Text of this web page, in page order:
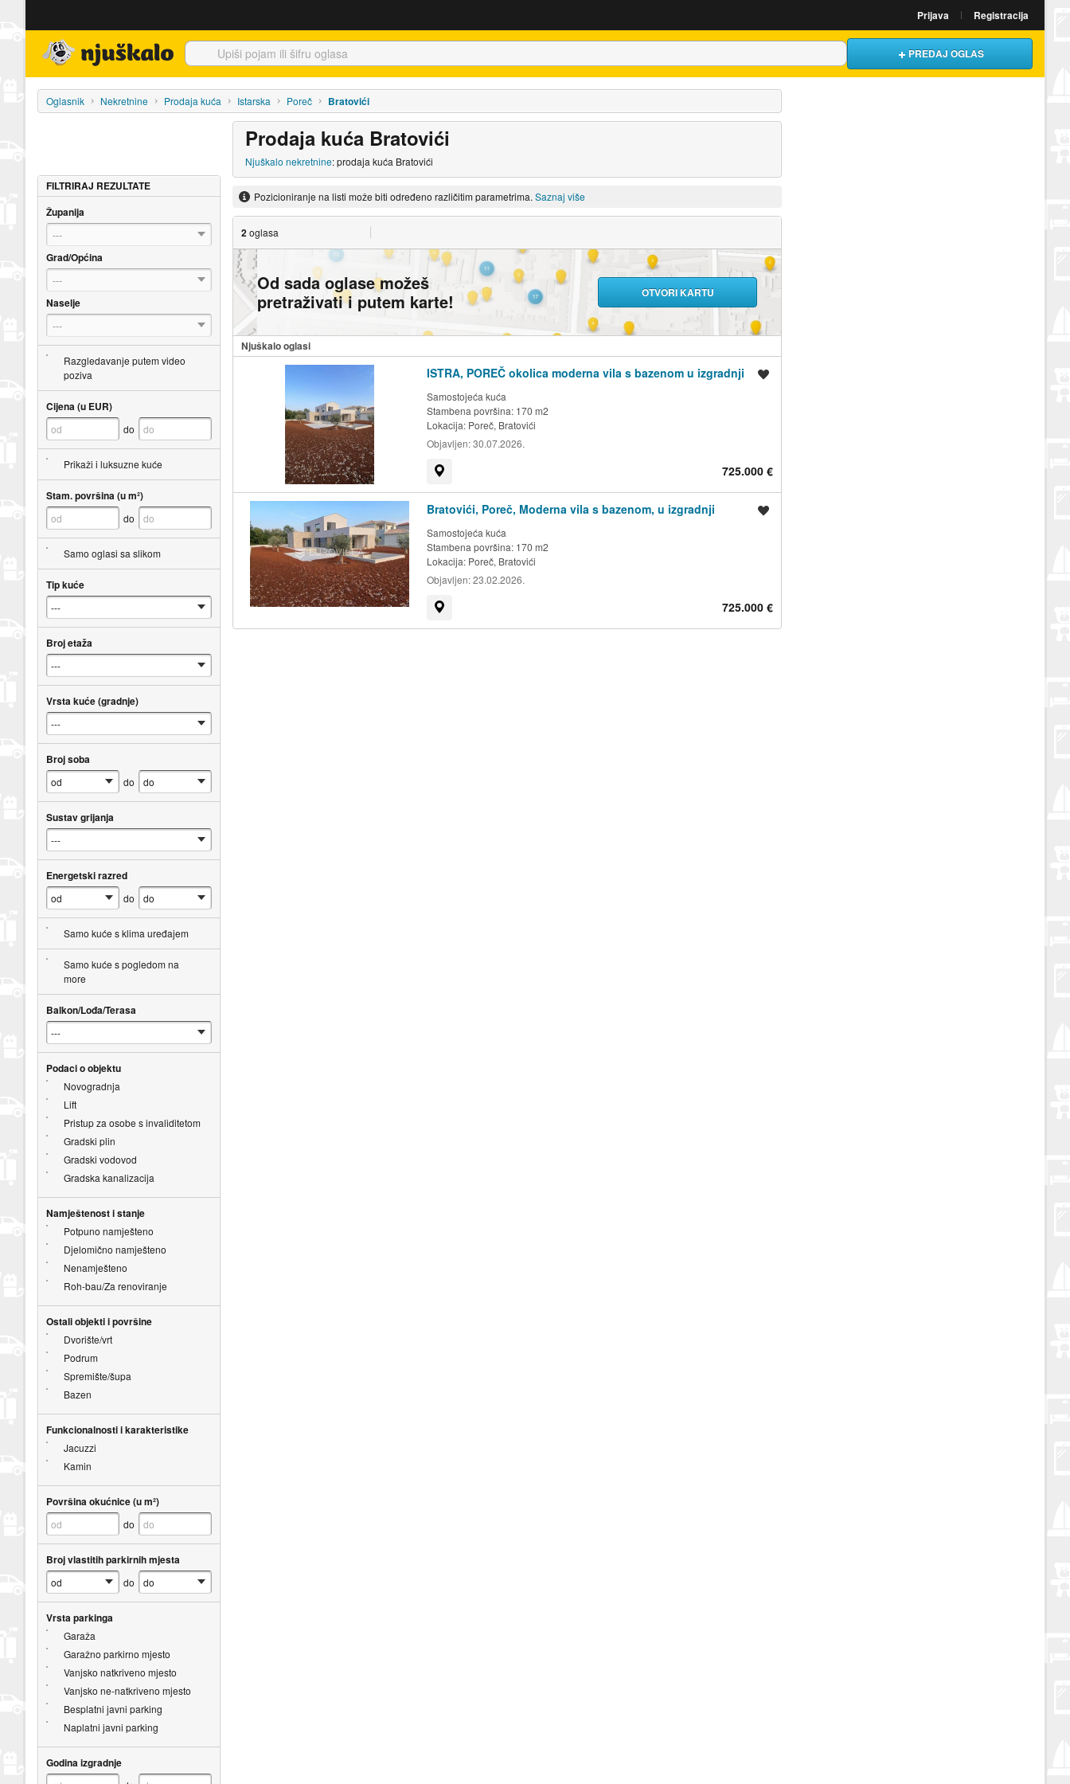
Prijava Registracija
PREDAJ OGLAS
Oglasnik Nekretnine Prodaja kuća Istarska Poreč Bratovići
Prodaja kuća Bratovići
Njuškalo nekretnine: prodaja kuća Bratovići
Pozicioniranje na listi može biti određeno različitim parametrima. Saznaj više
2oglasa
Od sada oglase možeš
pretraživati i putem karte!
OTVORI KARTU
Njuškalo oglasi
ISTRA, POREČ okolica moderna vila s bazenom u izgradnji
Samostojeća kuća
Stambena površina: 170 m2
Lokacija: Poreč, Bratovići
Objavljen:30.07.2026.
725.000 €
Bratovići, Poreč, Moderna vila s bazenom, u izgradnji
Samostojeća kuća
Stambena površina: 170 m2
Lokacija: Poreč, Bratovići
Objavljen:23.02.2026.
725.000 €
FILTRIRAJ REZULTATE
Županija
---
Grad/Općina
---
Naselje
---
Razgledavanje putem video
poziva
Cijena (u EUR)
do
Prikaži i luksuzne kuće
Stam. površina (u m²)
do
Samo oglasi sa slikom
Tip kuće
Broj etaža
Vrsta kuće (gradnje)
Broj soba
do
Sustav grijanja
Energetski razred
do
Samo kuće s klima uređajem
Samo kuće s pogledom na
more
Balkon/Lođa/Terasa
Podaci o objektu
Novogradnja
Lift
Pristup za osobe s invaliditetom
Gradski plin
Gradski vodovod
Gradska kanalizacija
Namještenost i stanje
Potpuno namješteno
Djelomično namješteno
Nenamješteno
Roh-bau/Za renoviranje
Ostali objekti i površine
Dvorište/vrt
Podrum
Spremište/šupa
Bazen
Funkcionalnosti i karakteristike
Jacuzzi
Kamin
Površina okućnice (u m²)
do
Broj vlastitih parkirnih mjesta
do
Vrsta parkinga
Garaža
Garažno parkirno mjesto
Vanjsko natkriveno mjesto
Vanjsko ne-natkriveno mjesto
Besplatni javni parking
Naplatni javni parking
Godina izgradnje